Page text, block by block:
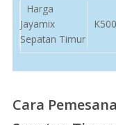
Harga
Jayamix
Sepatan Timur
K500
Cara